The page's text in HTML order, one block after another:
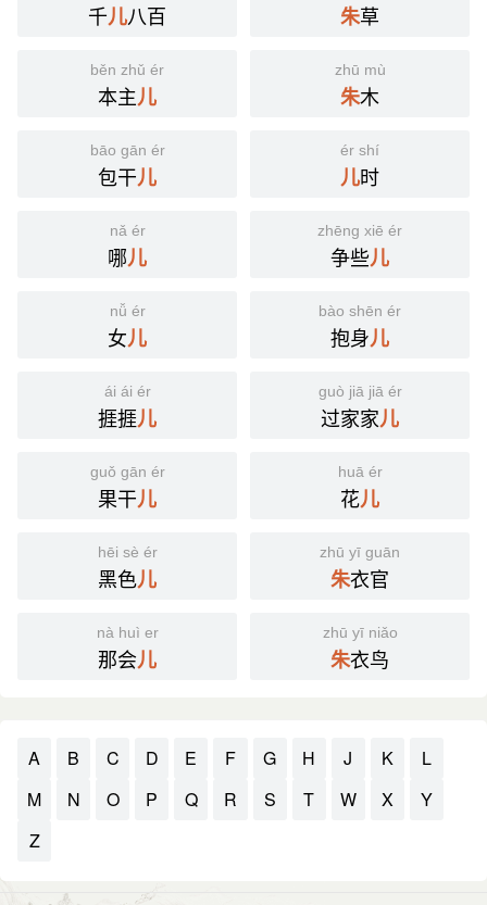
千儿八百 朱草
běn zhǔ ér
本主儿
zhū mù
朱木
bāo gān ér
包干儿
ér shí
儿时
nǎ ér
哪儿
zhēng xiē ér
争些儿
nǚ ér
女儿
bào shēn ér
抱身儿
ái ái ér
捱捱儿
guò jiā jiā ér
过家家儿
guǒ gān ér
果干儿
huā ér
花儿
hēi sè ér
黑色儿
zhū yī guān
朱衣官
nà huì er
那会儿
zhū yī niǎo
朱衣鸟
A B C D E F G H J K
L
M
N O P Q R S T W X
Y
Z